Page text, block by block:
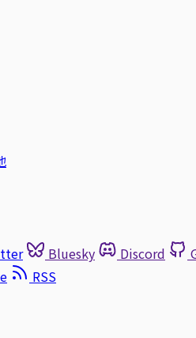
Bluesky Discord
RSS